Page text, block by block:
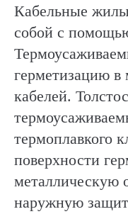
Кабельные
собой с
герметизацию в
кабелей.
термоплавкого
поверхности
металлическую
наружную